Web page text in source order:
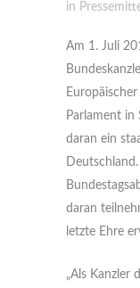
in
Am 1. Juli
Parlament in
daran ein
daran
letzte Ehre
„Als Kanzler